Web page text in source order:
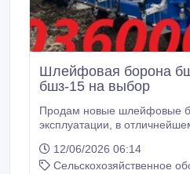
Шлейфовая борона
бшз-15 на выбор
Продам новые шлейфовые бороны,
эксплуатации, в отличнейшем состоянии. БШЗ-7,
120х80х6 мм та 120х120х8
соединены плавающими
12/06/2026 06:14
Сельскохозяйственное